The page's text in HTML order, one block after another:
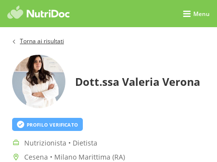
Menu
Torna ai risultati
Dott.ssa Valeria Verona
PROFILO VERIFICATO
Nutrizionista • Dietista
Cesena • Milano Marittima (RA)